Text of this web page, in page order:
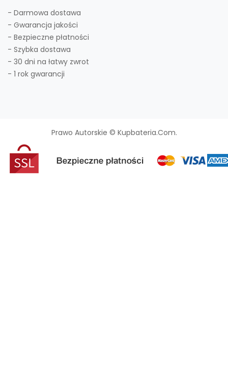
- Darmowa dostawa
- Gwarancja jakości
- Bezpieczne płatności
- Szybka dostawa
- 30 dni na łatwy zwrot
- 1 rok gwarancji
Prawo Autorskie © Kupbateria.com.